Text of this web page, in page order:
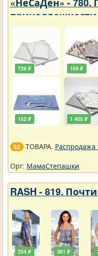
упали
728 ₽
152 ₽
169 ₽
1 405 ₽
52 ТОВАРА. Распродажа
Орг: МамаСтепашки
RASH - 819.
254 ₽ 381 ₽